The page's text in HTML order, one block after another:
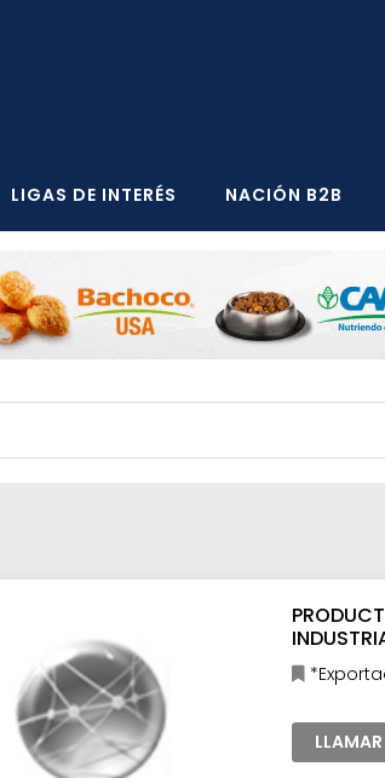
LIGAS DE INTERÉS NACIÓN B2B
LLAMAR